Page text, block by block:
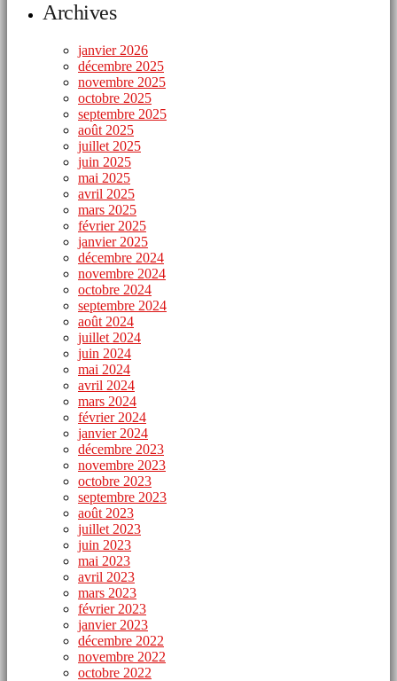
Archives
janvier 2026
décembre 2025
novembre 2025
octobre 2025
septembre 2025
août 2025
juillet 2025
juin 2025
mai 2025
avril 2025
mars 2025
février 2025
janvier 2025
décembre 2024
novembre 2024
octobre 2024
septembre 2024
août 2024
juillet 2024
juin 2024
mai 2024
avril 2024
mars 2024
février 2024
janvier 2024
décembre 2023
novembre 2023
octobre 2023
septembre 2023
août 2023
juillet 2023
juin 2023
mai 2023
avril 2023
mars 2023
février 2023
janvier 2023
décembre 2022
novembre 2022
octobre 2022